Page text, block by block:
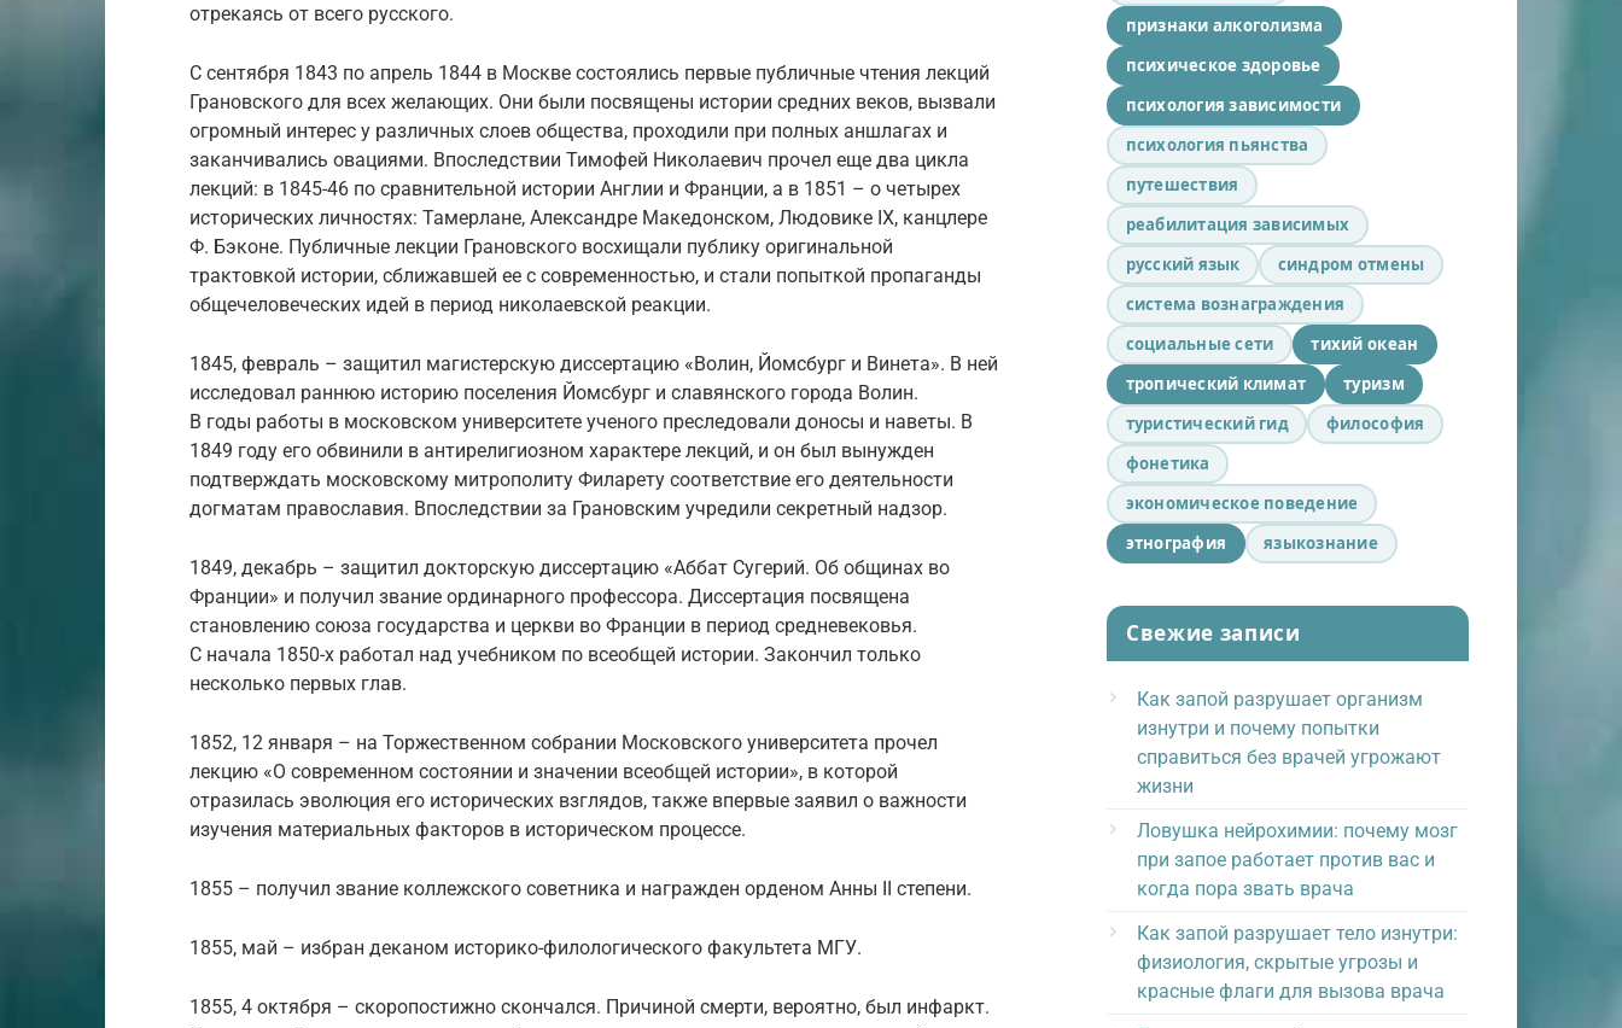
отрекаясь от всего русского.
С сентября 1843 по апрель 1844 в Москве состоялись первые публичные чтения лекций
Грановского для всех желающих. Они были посвящены истории средних веков, вызвали
огромный интерес у различных слоев общества, проходили при полных аншлагах и
заканчивались овациями. Впоследствии Тимофей Николаевич прочел еще два цикла
лекций: в 1845-46 по сравнительной истории Англии и Франции, а в 1851 – о четырех
исторических личностях: Тамерлане, Александре Македонском, Людовике IX, канцлере
Ф. Бэконе. Публичные лекции Грановского восхищали публику оригинальной
трактовкой истории, сближавшей ее с современностью, и стали попыткой пропаганды
общечеловеческих идей в период николаевской реакции.
1845, февраль – защитил магистерскую диссертацию «Волин, Йомсбург и Винета». В ней
исследовал раннюю историю поселения Йомсбург и славянского города Волин.
В годы работы в московском университете ученого преследовали доносы и наветы. В
1849 году его обвинили в антирелигиозном характере лекций, и он был вынужден
подтверждать московскому митрополиту Филарету соответствие его деятельности
догматам православия. Впоследствии за Грановским учредили секретный надзор.
1849, декабрь – защитил докторскую диссертацию «Аббат Сугерий. Об общинах во
Франции» и получил звание ординарного профессора. Диссертация посвящена
становлению союза государства и церкви во Франции в период средневековья.
С начала 1850-х работал над учебником по всеобщей истории. Закончил только
несколько первых глав.
1852, 12 января – на Торжественном собрании Московского университета прочел
лекцию «О современном состоянии и значении всеобщей истории», в которой
отразилась эволюция его исторических взглядов, также впервые заявил о важности
изучения материальных факторов в историческом процессе.
1855 – получил звание коллежского советника и награжден орденом Анны II сте­пени.
1855, май – избран деканом историко-филологического факультета МГУ.
1855, 4 октября – скоропостижно скончался. Причиной смерти, вероятно, был инфаркт.
признаки алкоголизма
психическое здоровье
психология зависимости
психология пьянства
путешествия
реабилитация зависимых
русский язык
синдром отмены
система вознаграждения
социальные сети
тихий океан
тропический климат
туризм
туристический гид
философия
фонетика
экономическое поведение
этнография
языкознание
Свежие записи
Как запой разрушает организм
изнутри и почему попытки
справиться без врачей угрожают
жизни
Ловушка нейрохимии: почему мозг
при запое работает против вас и
когда пора звать врача
Как запой разрушает тело изнутри:
физиология, скрытые угрозы и
красные флаги для вызова врача